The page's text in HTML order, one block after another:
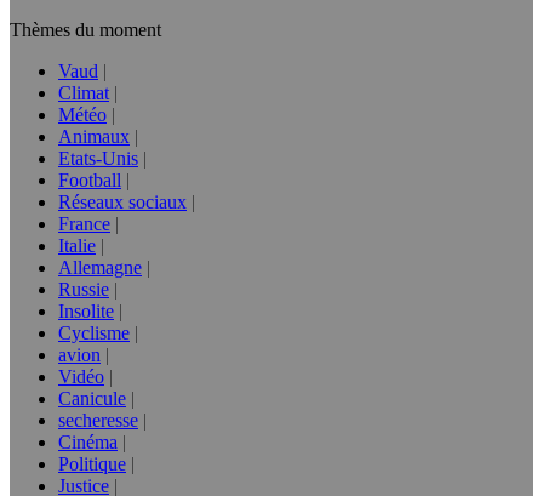
Thèmes du moment
Vaud
Climat
Météo
Animaux
Etats-Unis
Football
Réseaux sociaux
France
Italie
Allemagne
Russie
Insolite
Cyclisme
avion
Vidéo
Canicule
secheresse
Cinéma
Politique
Justice